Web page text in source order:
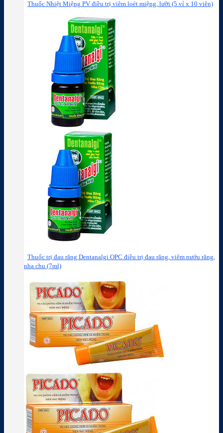
Thuốc Nhiệt Miệng PV điều trị viêm loét miệng, lưỡi (5 vỉ x 10 viên)
Thuốc trị đau răng Dentanalgi OPC điều trị đau răng, viêm nướu răng,
nha chu (7ml)